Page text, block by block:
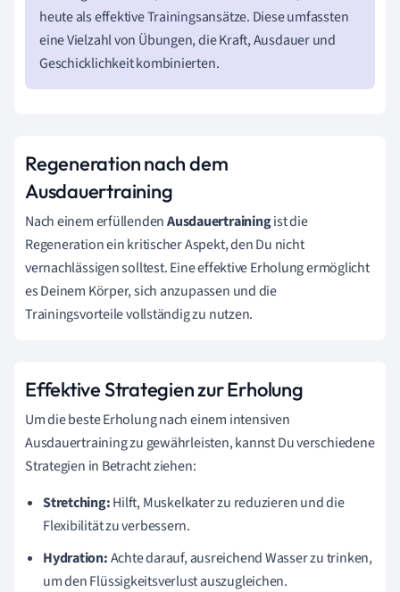
heute als effektive Trainingsansätze. Diese umfassten
eine Vielzahl von Übungen, die Kraft, Ausdauer und
Geschicklichkeit kombinierten.
Regeneration nach dem
Ausdauertraining
Nach einem erfüllendenAusdauertrainingist die
Regeneration ein kritischer Aspekt, den Du nicht
vernachlässigen solltest. Eine effektive Erholung ermöglicht
es Deinem Körper, sich anzupassen und die
Trainingsvorteile vollständig zu nutzen.
Effektive Strategien zur Erholung
Um die beste Erholung nach einem intensiven
Ausdauertraining zu gewährleisten, kannst Du verschiedene
Strategien in Betracht ziehen:
Stretching:Hilft, Muskelkater zu reduzieren und die
Flexibilität zu verbessern.
Hydration:Achte darauf, ausreichend Wasser zu trinken,
um den Flüssigkeitsverlust auszugleichen.